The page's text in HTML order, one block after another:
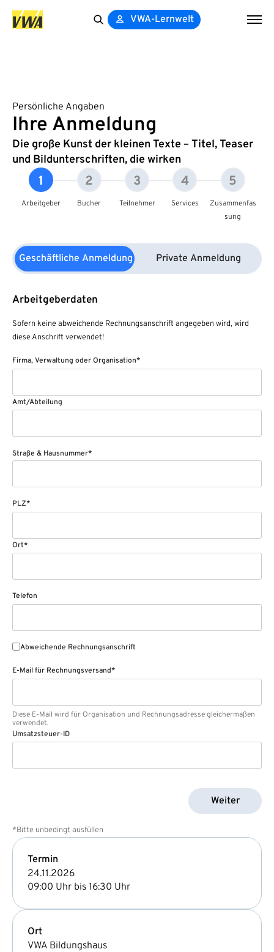
VWA-Lernwelt
Persönliche Angaben
Ihre Anmeldung
Die große Kunst der kleinen Texte – Titel, Teaser
und Bildunterschriften, die wirken
1
Arbeitgeber
2
Bucher
3
Teilnehmer
4
Services
5
Zusammenfas
sung
Geschäftliche Anmeldung Private Anmeldung
Arbeitgeberdaten
Sofern keine abweichende Rechnungsanschrift angegeben wird, wird
diese Anschrift verwendet!
Firma, Verwaltung oder Organisation*
Amt/Abteilung
Straße & Hausnummer*
PLZ*
Ort*
Telefon
Abweichende Rechnungsanschrift
E-Mail für Rechnungsversand*
Diese E-Mail wird für Organisation und Rechnungsadresse gleichermaßen
verwendet.
Umsatzsteuer-ID
Weiter
*Bitte unbedingt ausfüllen
Termin
24.11.2026
09:00 Uhr bis 16:30 Uhr
Ort
VWA Bildungshaus